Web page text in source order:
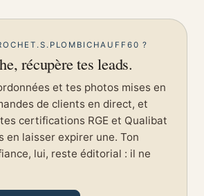
?
récupère tes leads.
et tes photos mises en
de clients en direct, et
certifications RGE et Qualibat
en laisser expirer une. Ton
lui, reste éditorial : il ne